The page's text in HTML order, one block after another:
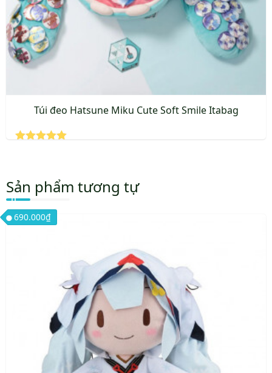
chọn
trên
trang
sản
Túi đeo Hatsune Miku Cute Soft Smile Itabag
5 sao
Sản phẩm tương tự
690.000₫